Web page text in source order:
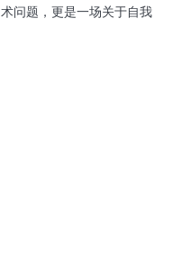
术问题，更是一场关于自我